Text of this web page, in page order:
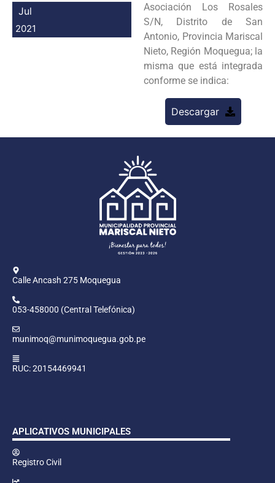
Jul
2021
Asociación Los Rosales
S/N, Distrito de San
Antonio, Provincia Mariscal
Nieto, Región Moquegua; la
misma que está integrada
conforme se indica:
Descargar
Calle Ancash 275 Moquegua
053-458000 (Central Telefónica)
munimoq@munimoquegua.gob.pe
RUC: 20154469941
APLICATIVOS MUNICIPALES
Registro Civil